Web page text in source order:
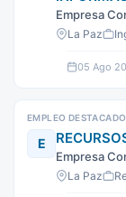
Empresa
La Paz
05 Ago
EMPLEO DESTACADO
E
Empresa
La Paz